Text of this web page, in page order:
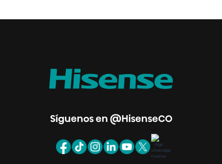
Síguenos en @HisenseCO